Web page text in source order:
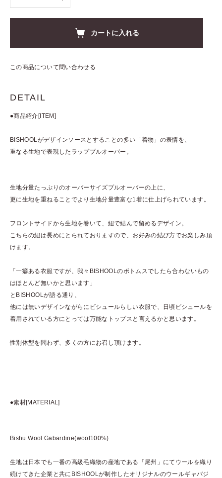
カートに入れる
この商品について問い合わせる
DETAIL
●商品紹介[ITEM]
BISHOOLがデザインソースとすることの多い「着物」の表情を、
重なる生地で表現したラッププルオーバー。
生地分量たっぷりのオーバーサイズプルオーバーの上に、
更に生地を重ねることでより生地分量豊富な1着に仕上げられています。
フロントサイドから生地を巻いて、紐で結んで留めるデザイン。
こちらの紐は長めにとられておりますので、お好みの結び方でお楽しみ頂
けます。
「一癖ある衣服ですが、我々BISHOOLのボトムスでしたら合わないもの
はほとんど無いかと思います」
とBISHOOLが語る通り、
他には無いデザインながらにビシュールらしい衣服で、日頃ビシュールを
着用されている方にとっては万能なトップスと言えるかと思います。
性別体型を問わず、多くの方にお召し頂けます。
●素材[MATERIAL]
Bishu Wool Gabardine(wool100%)
生地は日本でも一番の高級毛織物の産地である「尾州」にてウールを織り
続けてきた企業と共にBISHOOLが制作したオリジナルのウールギャバジ